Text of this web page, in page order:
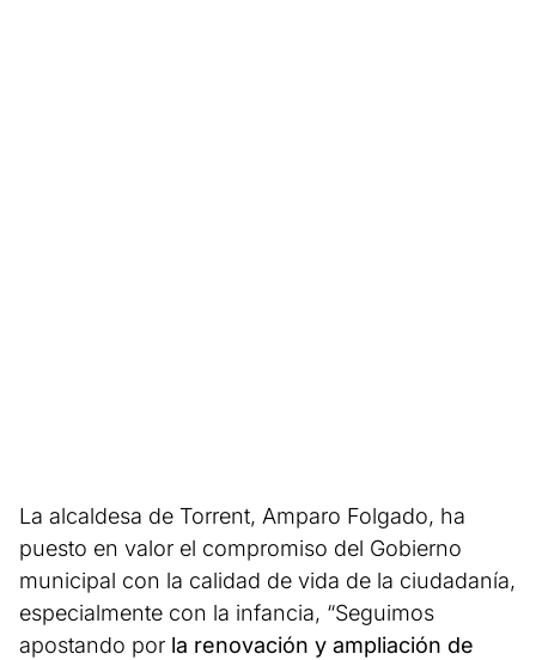
La alcaldesa de Torrent, Amparo Folgado, ha
puesto en valor el compromiso del Gobierno
municipal con la calidad de vida de la ciudadanía,
especialmente con la infancia, “Seguimos
apostando por la renovación y ampliación de